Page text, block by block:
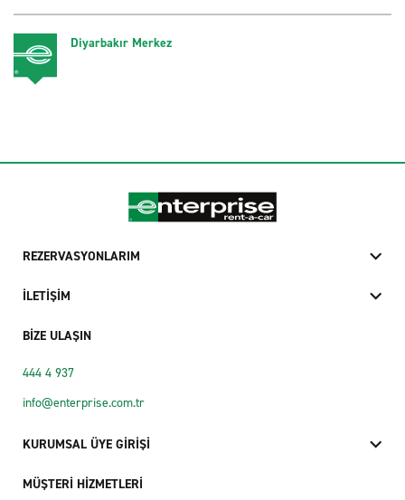
Diyarbakır Merkez
REZERVASYONLARIM
İLETİŞİM
BİZE ULAŞIN
444 4 937
info@enterprise.com.tr
KURUMSAL ÜYE GİRİŞİ
MÜŞTERİ HİZMETLERİ